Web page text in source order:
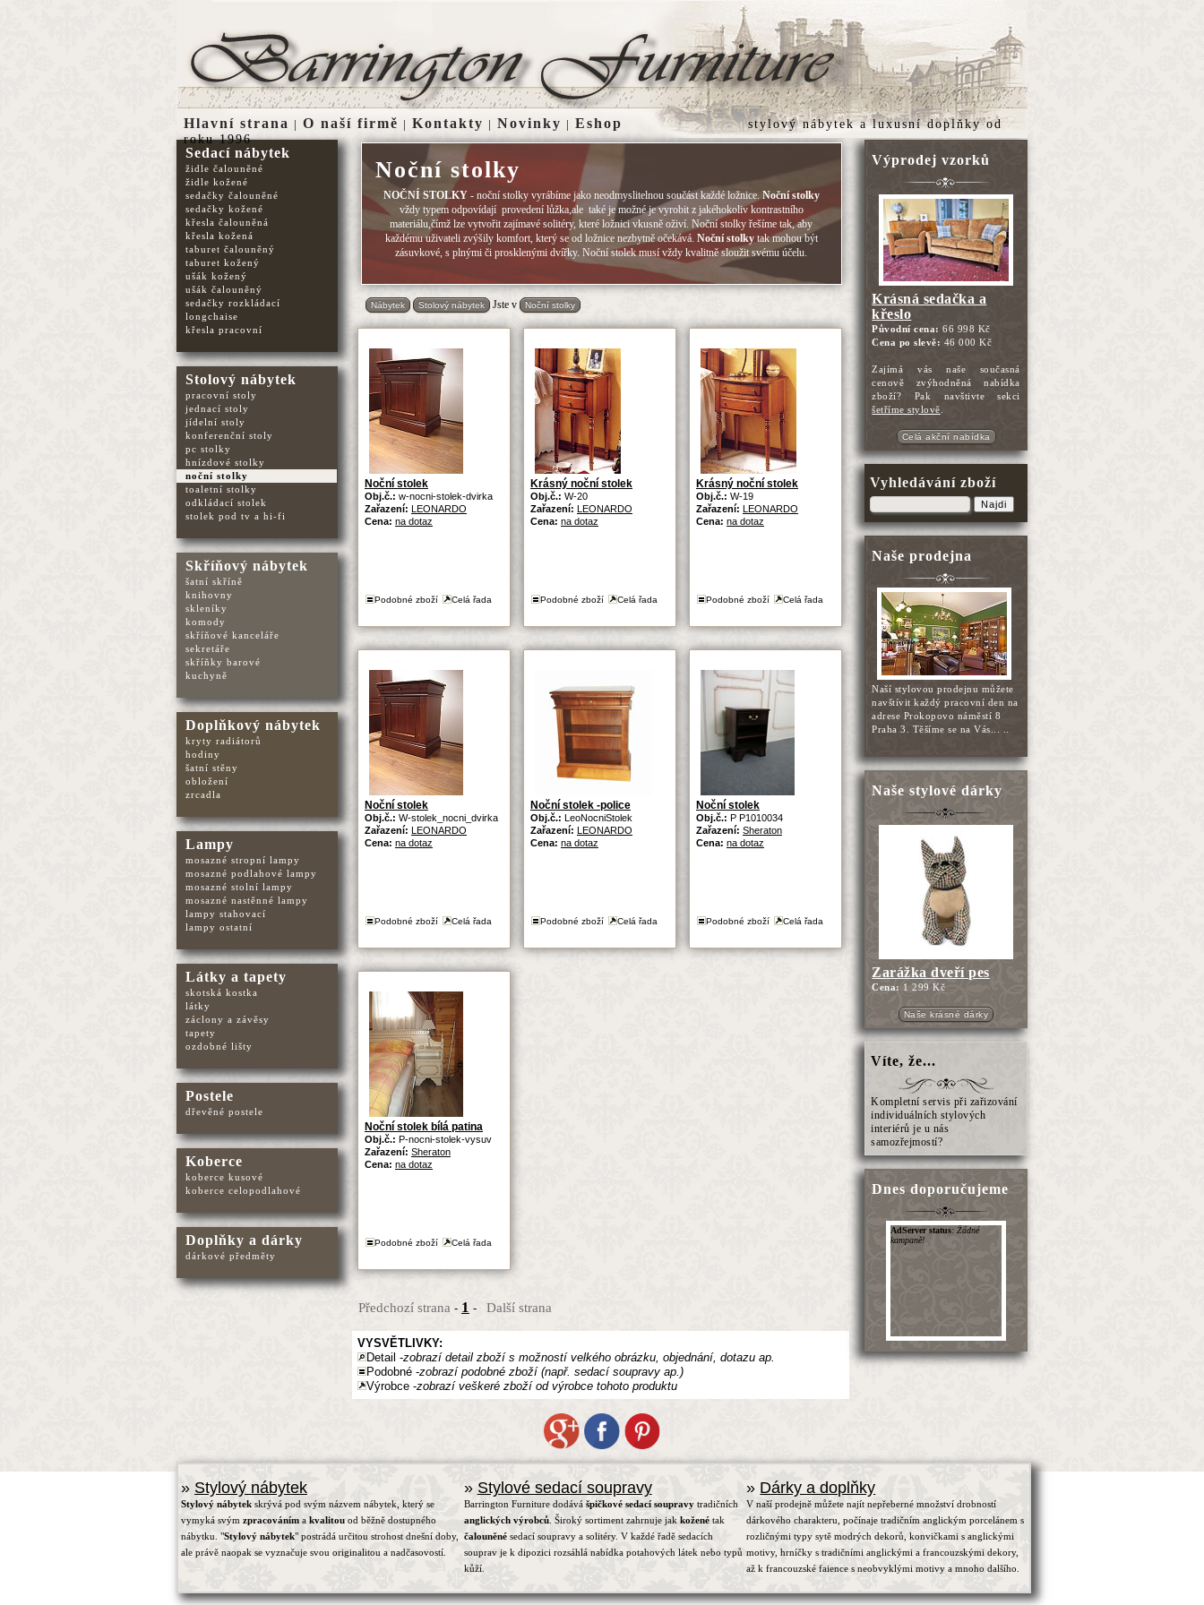
Noční stolky
NOČNÍ STOLKY- noční stolky vyrábíme jako neodmyslitelnou součást každé ložnice. Noční stolky
vždy typem odpovídají provedení lůžka,ale také je možné je vyrobit z jakéhokoliv kontrastního
materiálu,čímž lze vytvořit zajímavé solitéry, které ložnici vkusně oživí. Noční stolky řešíme tak, aby
každému uživateli zvýšily komfort, který se od ložnice nezbytně očekává. Noční stolkytak mohou být
zásuvkové, s plnými či prosklenými dvířky. Noční stolek musí vždy kvalitně sloužit svému účelu.
Nábytek Stolový nábytek Jste v Noční stolky
Noční stolek
Obj.č.: w-nocni-stolek-dvirka
Zařazení: LEONARDO
Cena: na dotaz
Podobné zboží Celá řada
Krásný noční stolek
Obj.č.: W-20
Zařazení: LEONARDO
Cena: na dotaz
Podobné zboží Celá řada
Krásný noční stolek
Obj.č.: W-19
Zařazení: LEONARDO
Cena: na dotaz
Podobné zboží Celá řada
Noční stolek
Obj.č.: W-stolek_nocni_dvirka
Zařazení: LEONARDO
Cena: na dotaz
Podobné zboží Celá řada
Noční stolek -police
Obj.č.: LeoNocniStolek
Zařazení: LEONARDO
Cena: na dotaz
Podobné zboží Celá řada
Noční stolek
Obj.č.: P P1010034
Zařazení: Sheraton
Cena: na dotaz
Podobné zboží Celá řada
Noční stolek bílá patina
Obj.č.: P-nocni-stolek-vysuv
Zařazení: Sheraton
Cena: na dotaz
Podobné zboží Celá řada
Předchozí strana - 1 - Další strana
VYSVĚTLIVKY:
Detail -zobrazí detail zboží s možností velkého obrázku, objednání, dotazu ap.
Podobné -zobrazí podobné zboží (např. sedací soupravy ap.)
Výrobce -zobrazí veškeré zboží od výrobce tohoto produktu
Výprodej vzorků
Krásná sedačka a
křeslo
Původní cena:66 998 Kč
Cena po slevě: 46 000 Kč
Zajímá vás naše současná
cenově zvýhodněná nabídka
zboží? Pak navštivte sekci
šetříme stylově
Celá akční nabídka
Vyhledávání zboží
Najdi
Naše prodejna
Naší stylovou prodejnu můžete
navštívit každý pracovní den na
adrese Prokopovo náměstí 8
Praha 3. Těšíme se na Vás... ..
Naše stylové dárky
Zarážka dveří pes
Cena: 1 299 Kč
Naše krásné dárky
Víte, že...
Kompletní servis při zařizování
individuálních stylových
interiérů je u nás
samozřejmostí?
Dnes doporučujeme
Sedací nábytek
židle čalouněné
židle kožené
sedačky čalouněné
sedačky kožené
křesla čalouněná
křesla kožená
taburet čalouněný
taburet kožený
ušák kožený
ušák čalouněný
sedačky rozkládací
longchaise
křesla pracovní
Stolový nábytek
pracovní stoly
jednací stoly
jídelní stoly
konferenční stoly
pc stolky
hnízdové stolky
noční stolky
toaletní stolky
odkládací stolek
stolek pod tv a hi-fi
Skříňový nábytek
šatní skříně
knihovny
skleníky
komody
skříňové kanceláře
sekretáře
skříňky barové
kuchyně
Doplňkový nábytek
kryty radiátorů
hodiny
šatní stěny
obložení
zrcadla
Lampy
mosazné stropní lampy
mosazné podlahové lampy
mosazné stolní lampy
mosazné nastěnné lampy
lampy stahovací
lampy ostatní
Látky a tapety
skotská kostka
látky
záclony a závěsy
tapety
ozdobné lišty
Postele
dřevěné postele
Koberce
koberce kusové
koberce celopodlahové
Doplňky a dárky
dárkové předměty
Hlavní strana | O naší firmě | Kontakty | Novinky | Eshop stylový nábytekaluxusní doplňkyod
roku 1996
» Stylový nábytek
Stylový nábytek skrývá pod svým názvem nábytek, který se
vymyká svým zpracováním a kvalitou od běžně dostupného
nábytku. "Stylový nábytek" postrádá určitou strohost dnešní doby,
ale právě naopak se vyznačuje svou originalitou a nadčasovostí.
» Stylové sedací soupravy
Barrington Furniture dodává špičkové sedací soupravytradičních
anglických výrobců. Široký sortiment zahrnuje jak koženétak
čalouněnésedací soupravy a solitéry. V každé řadě sedacích
souprav je k dipozici rozsáhlá nabídka potahových látek nebo typů
kůží.
» Dárky a doplňky
V naší prodejně můžete najít nepřeberné množství drobností
dárkového charakteru, počínaje tradičním anglickým porcelánem s
rozličnými typy sytě modrých dekorů, konvičkami s anglickými
motivy, hrníčky s tradičními anglickými a francouzskými dekory,
až k francouzské faience s neobvyklými motivy a mnoho dalšího.